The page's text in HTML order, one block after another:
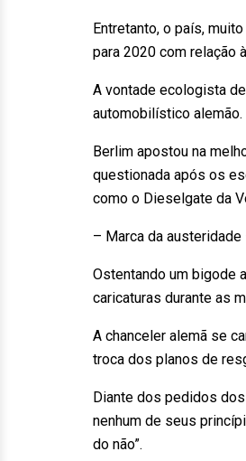
Entretanto, o país,
para 2020 com relação
A vontade ecologista
automobilístico alemão.
Berlim apostou na
questionada após os
como o Dieselgate da
– Marca da austeridade
Ostentando um bigode
caricaturas durante as
A chanceler alemã se
troca dos planos de
Diante dos pedidos
nenhum de seus
do não”.